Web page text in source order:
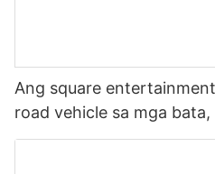
Ang square
road vehicle sa mga
ginikanan ug anak,